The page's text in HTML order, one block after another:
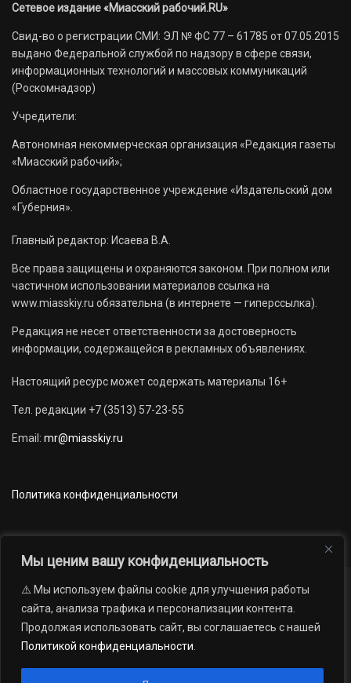
Мы ценим вашу конфиденциальность
⚠️ Мы используем файлы cookie для улучшения работы
сайта, анализа трафика и персонализации контента.
Продолжая использовать сайт, вы соглашаетесь с нашей
Политикой конфиденциальности
Сетевое издание «Миасский рабочий.RU»
Свид-во о регистрации СМИ: ЭЛ № ФС 77 – 61785 от 07.05.2015
выдано Федеральной службой по надзору в сфере связи,
информационных технологий и массовых коммуникаций
(Роскомнадзор)
Учредители:
Автономная некоммерческая организация «Редакция газеты
«Миасский рабочий»;
Областное государственное учреждение «Издательский дом
«Губерния».
Главный редактор: Исаева В.А.
Все права защищены и охраняются законом. При полном или
частичном использовании материалов ссылка на
www.miasskiy.ru обязательна (в интернете — гиперссылка).
Редакция не несет ответственности за достоверность
информации, содержащейся в рекламных объявлениях.
Настоящий ресурс может содержать материалы 16+
Тел. редакции +7 (3513) 57-23-55
Email: mr@miasskiy.ru
Политика конфиденциальности
Новости Наши проекты
Официально
АРХИВ
16+
газеты «Миасский рабочий»; Областное государственное учреждение
«Издательский дом «Губерния». Все права защищены.